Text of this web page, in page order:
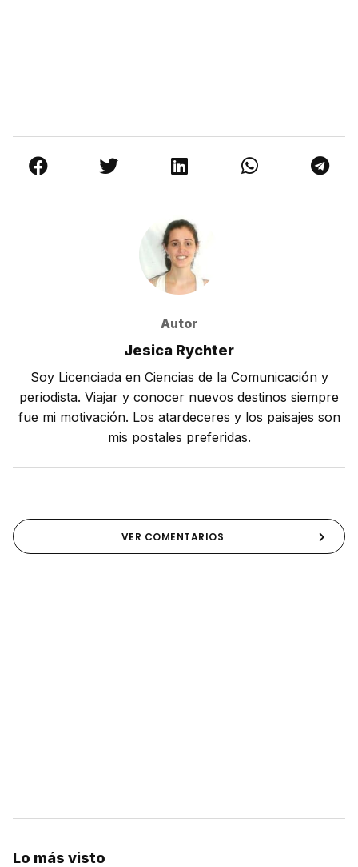
Autor
Jesica Rychter
Soy Licenciada en Ciencias de la Comunicación y
periodista. Viajar y conocer nuevos destinos siempre
fue mi motivación. Los atardeceres y los paisajes son
mis postales preferidas.
VER COMENTARIOS
Lo más visto